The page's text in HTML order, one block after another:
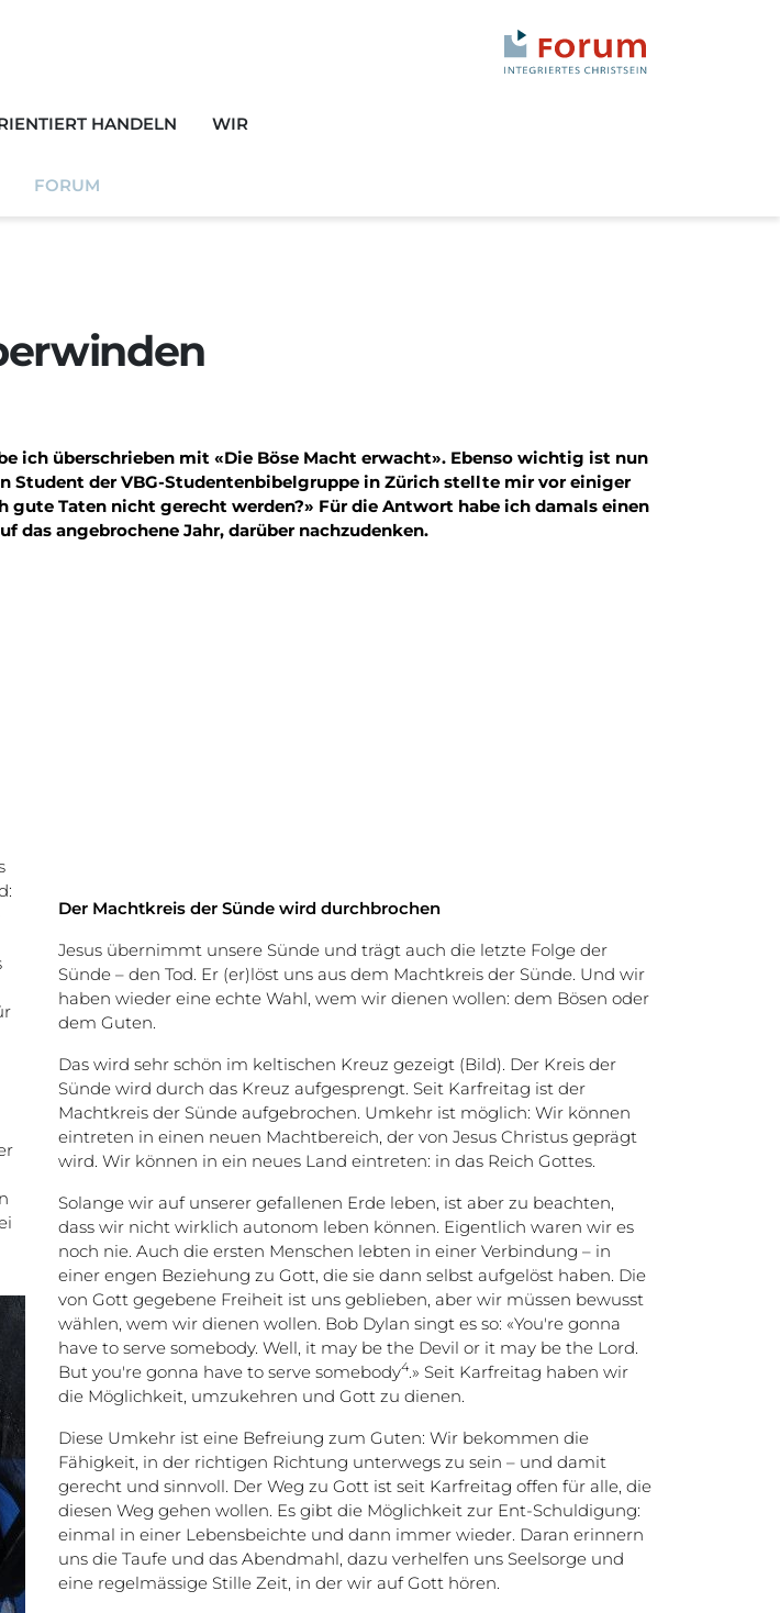
HANDELN WIR
FORUM
ich überschrieben mit «Die Böse Macht erwacht». Ebenso wichtig ist nun
Student der VBG-Studentenbibelgruppe in Zürich stellte mir vor einiger
Taten nicht gerecht werden?» Für die Antwort habe ich damals einen
das angebrochene Jahr, darüber nachzudenken.
Der Machtkreis der Sünde wird durchbrochen
Jesus übernimmt unsere Sünde und trägt auch die letzte Folge der
Sünde – den Tod. Er (er)löst uns aus dem Machtkreis der Sünde. Und wir
haben wieder eine echte Wahl, wem wir dienen wollen: dem Bösen oder
dem Guten.
Das wird sehr schön im keltischen Kreuz gezeigt (Bild). Der Kreis der
Sünde wird durch das Kreuz aufgesprengt. Seit Karfreitag ist der
Machtkreis der Sünde aufgebrochen. Umkehr ist möglich: Wir können
eintreten in einen neuen Machtbereich, der von Jesus Christus geprägt
wird. Wir können in ein neues Land eintreten: in das Reich Gottes.
Solange wir auf unserer gefallenen Erde leben, ist aber zu beachten,
dass wir nicht wirklich autonom leben können. Eigentlich waren wir es
noch nie. Auch die ersten Menschen lebten in einer Verbindung – in
einer engen Beziehung zu Gott, die sie dann selbst aufgelöst haben. Die
von Gott gegebene Freiheit ist uns geblieben, aber wir müssen bewusst
wählen, wem wir dienen wollen. Bob Dylan singt es so: «You're gonna
have to serve somebody. Well, it may be the Devil or it may be the Lord.
But you're gonna have to serve somebody4.» Seit Karfreitag haben wir
die Möglichkeit, umzukehren und Gott zu dienen.
Diese Umkehr ist eine Befreiung zum Guten: Wir bekommen die
Fähigkeit, in der richtigen Richtung unterwegs zu sein – und damit
gerecht und sinnvoll. Der Weg zu Gott ist seit Karfreitag offen für alle, die
diesen Weg gehen wollen. Es gibt die Möglichkeit zur Ent-Schuldigung:
einmal in einer Lebensbeichte und dann immer wieder. Daran erinnern
uns die Taufe und das Abendmahl, dazu verhelfen uns Seelsorge und
eine regelmässige Stille Zeit, in der wir auf Gott hören.